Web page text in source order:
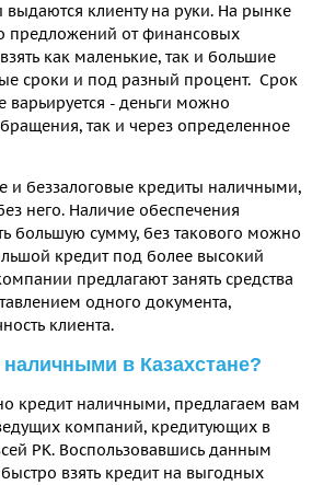
выдаются клиенту на руки. На рынке
предложений от финансовых
как маленькие, так и большие
сроки и под разный процент. Срок
варьируется - деньги можно
так и через определенное
и беззалоговые кредиты наличными,
него. Наличие обеспечения
большую сумму, без такового можно
кредит под более высокий
предлагают занять средства
одного документа,
клиента.
наличными в Казахстане?
кредит наличными, предлагаем вам
компаний, кредитующих в
РК. Воспользовавшись данным
взять кредит на выгодных